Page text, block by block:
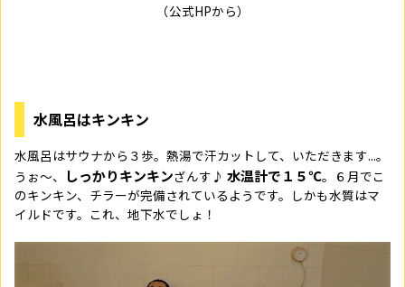
（公式HPから）
水風呂はキンキン
水風呂はサウナから３歩。熱湯で汗カットして、いただきます...。
うぉ～、
しっかりキンキンざんす♪ 水温計で１５℃。６月でこ
のキンキン、チラーが完備されているようです。しかも水質はマ
イルドです。これ、地下水でしょ！